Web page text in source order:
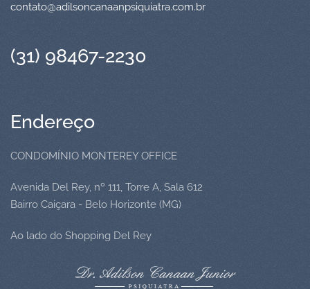
contato@adilsoncanaanpsiquiatra.com.br
(31) 98467-2230
Endereço
CONDOMÍNIO MONTEREY OFFICE
Avenida Del Rey, nº 111, Torre A, Sala 612
Bairro Caiçara - Belo Horizonte (MG)
Ao lado do Shopping Del Rey